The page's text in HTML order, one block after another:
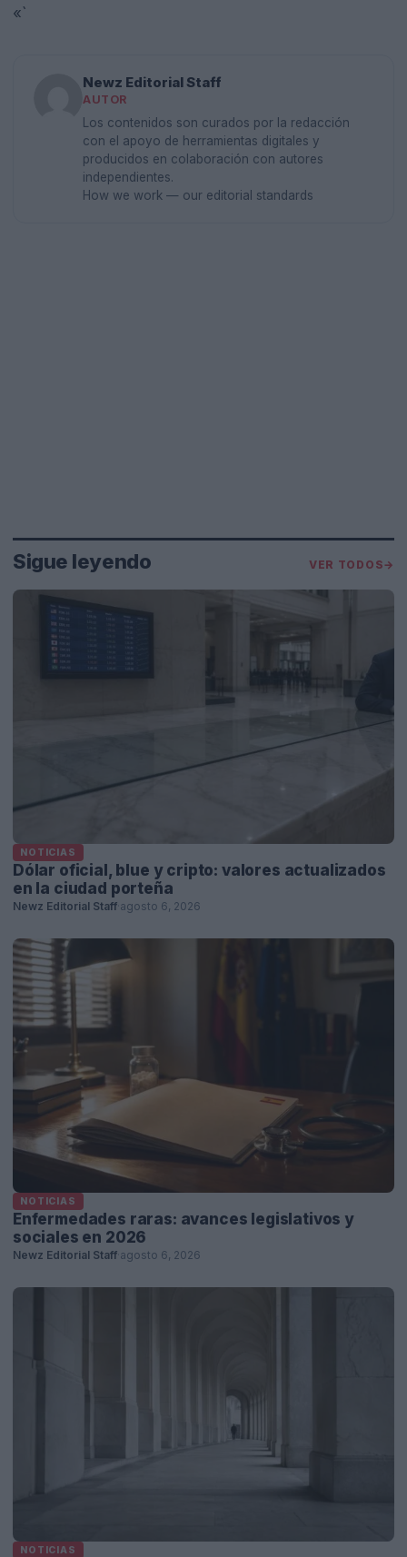
«`
Newz Editorial Staff
AUTOR
Los contenidos son curados por la redacción
con el apoyo de herramientas digitales y
producidos en colaboración con autores
independientes.
How we work — our editorial standards
Sigue leyendo VER TODOS→
NOTICIAS
Dólar oficial, blue y cripto: valores actualizados
en la ciudad porteña
Newz Editorial Staff agosto 6, 2026
NOTICIAS
Enfermedades raras: avances legislativos y
sociales en 2026
Newz Editorial Staff agosto 6, 2026
NOTICIAS